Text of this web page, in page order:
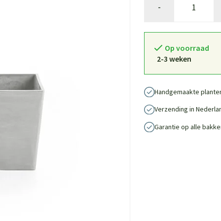
-
Op voorraad
2-3 weken
Handgemaakte
Verzending in
Garantie op alle